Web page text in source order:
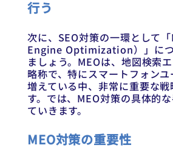
行う
次に、SEO対策の一環として
Engine Optimization）」に
ましょう。MEOは、地図検索
略称で、特にスマートフォン
増えている中、非常に重要な
す。では、MEO対策の具体的
ていきます。
MEO対策の重要性